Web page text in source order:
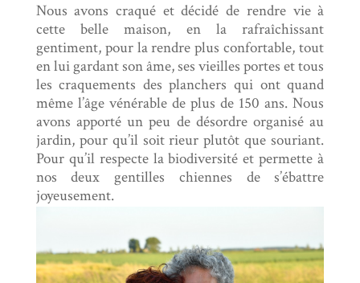
Nous avons craqué et décidé de rendre vie à
cette belle maison, en la rafraîchissant
gentiment, pour la rendre plus confortable, tout
en lui gardant son âme, ses vieilles portes et tous
les craquements des planchers qui ont quand
même l’âge vénérable de plus de 150 ans. Nous
avons apporté un peu de désordre organisé au
jardin, pour qu’il soit rieur plutôt que souriant.
Pour qu’il respecte la biodiversité et permette à
nos deux gentilles chiennes de s’ébattre
joyeusement.